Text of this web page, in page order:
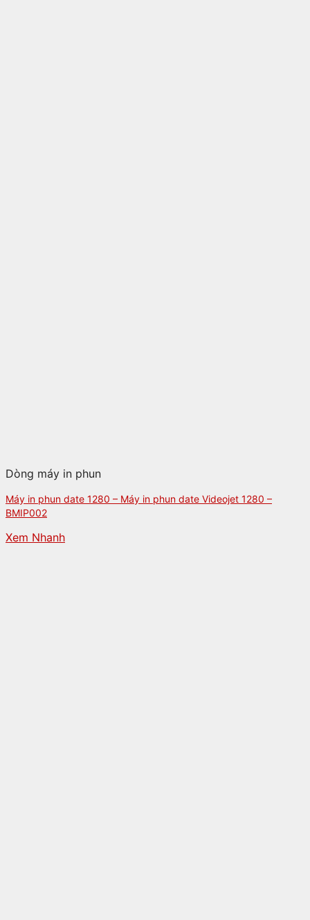
Dòng máy in phun
Máy in phun date 1280 – Máy in phun date Videojet 1280 –
BMIP002
Xem Nhanh